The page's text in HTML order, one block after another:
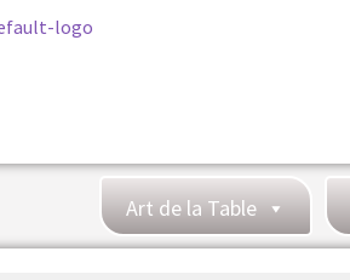
Art de la Table